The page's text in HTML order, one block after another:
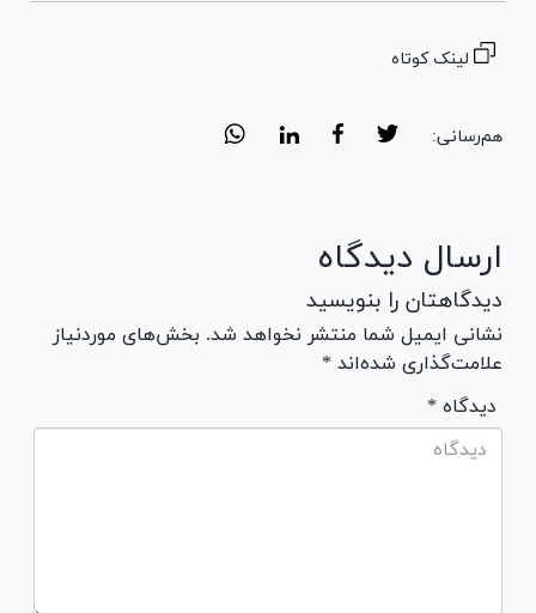
لینک کوتاه
هم‌رسانی:
ارسال دیدگاه
دیدگاهتان را بنویسید
نشانی ایمیل شما منتشر نخواهد شد. بخش‌های موردنیاز
علامت‌گذاری شده‌اند *
* دیدگاه